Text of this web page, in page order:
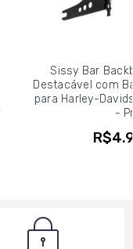
Sissy Bar
Destacável com
para Harley-
-